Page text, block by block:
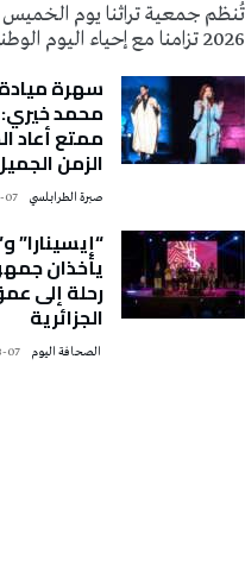
2026 تزامنا مع إحياء اليوم الوطني …
سهرة
محمد
ممتع أعاد
الزمن
صبرة الطرابلسي 07
يأخذان
رحلة إلى
الجزائرية
07